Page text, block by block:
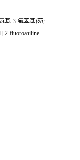
基-3-氟苯基)芴;
2-fluoroaniline